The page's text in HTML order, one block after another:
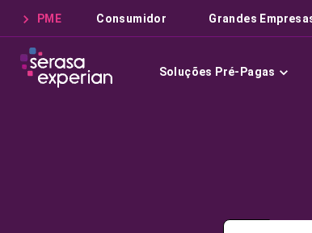
PME Consumidor Grandes
Soluções Pré-Pagas